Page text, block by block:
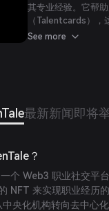
其专业经验。它帮
（Talentcards），
励机制和人工智能
See more
最新新闻即将
？
个 Web3 职业社交平
NFT 来实现职业经历
央化机构转向去中心化